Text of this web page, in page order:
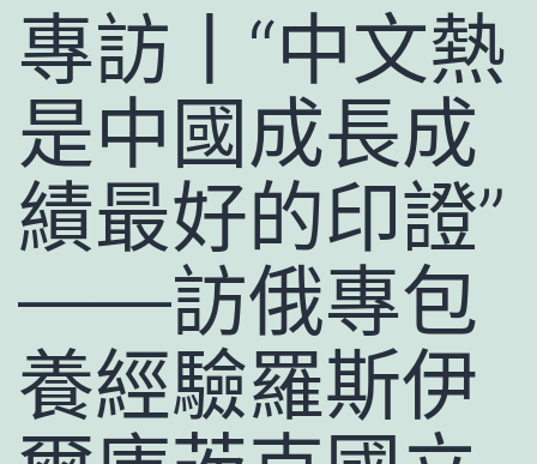
專訪丨“中文熱
是中國成長成
績最好的印證”
——訪俄專包
養經驗羅斯伊